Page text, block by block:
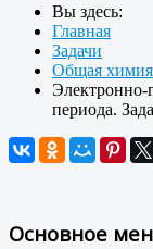
Вы здесь:
Главная
Задачи
Общая химия
Электронно-
периода.
Основное